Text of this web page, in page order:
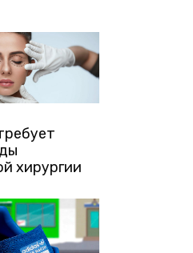
хирургии